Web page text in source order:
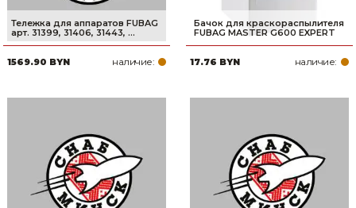
Тележка для аппаратов FUBAG
арт. 31399, 31406, 31443, ...
1569.90 BYN наличие:
Бачок для краскораспылителя
FUBAG MASTER G600 EXPERT
17.76 BYN наличие: